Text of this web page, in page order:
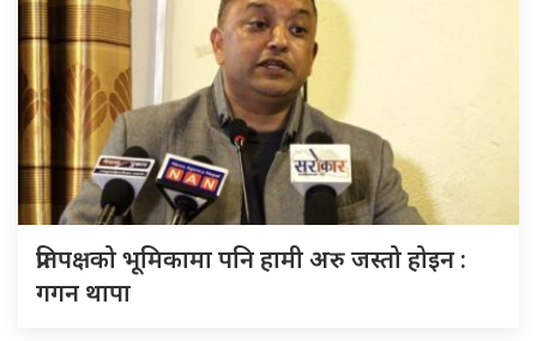
प्रतिपक्षको भूमिकामा पनि हामी अरु जस्तो होइन :
गगन थापा